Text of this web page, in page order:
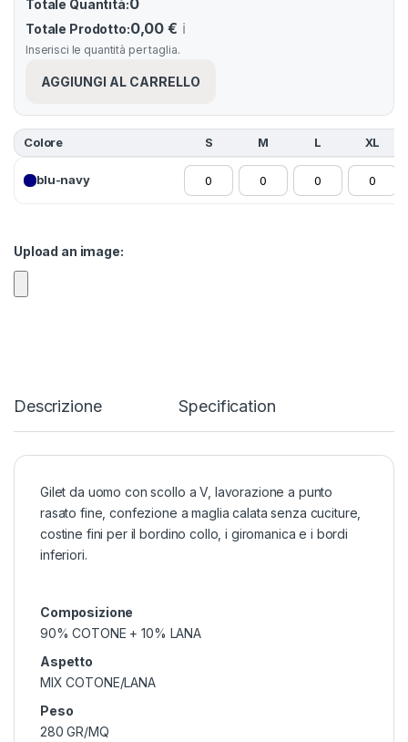
Totale Quantità:
Totale Prodotto:0,00 € ℹ️
Inserisci le quantità per taglia.
AGGIUNGI AL CARRELLO
Colore S M L XL
blu-navy
Upload an image:
Descrizione Specification
Gilet da uomo con scollo a V, lavorazione a punto
rasato fine, confezione a maglia calata senza cuciture,
costine fini per il bordino collo, i giromanica e i bordi
inferiori.
Composizione
90% COTONE + 10% LANA
Aspetto
MIX COTONE/LANA
Peso
280 GR/MQ